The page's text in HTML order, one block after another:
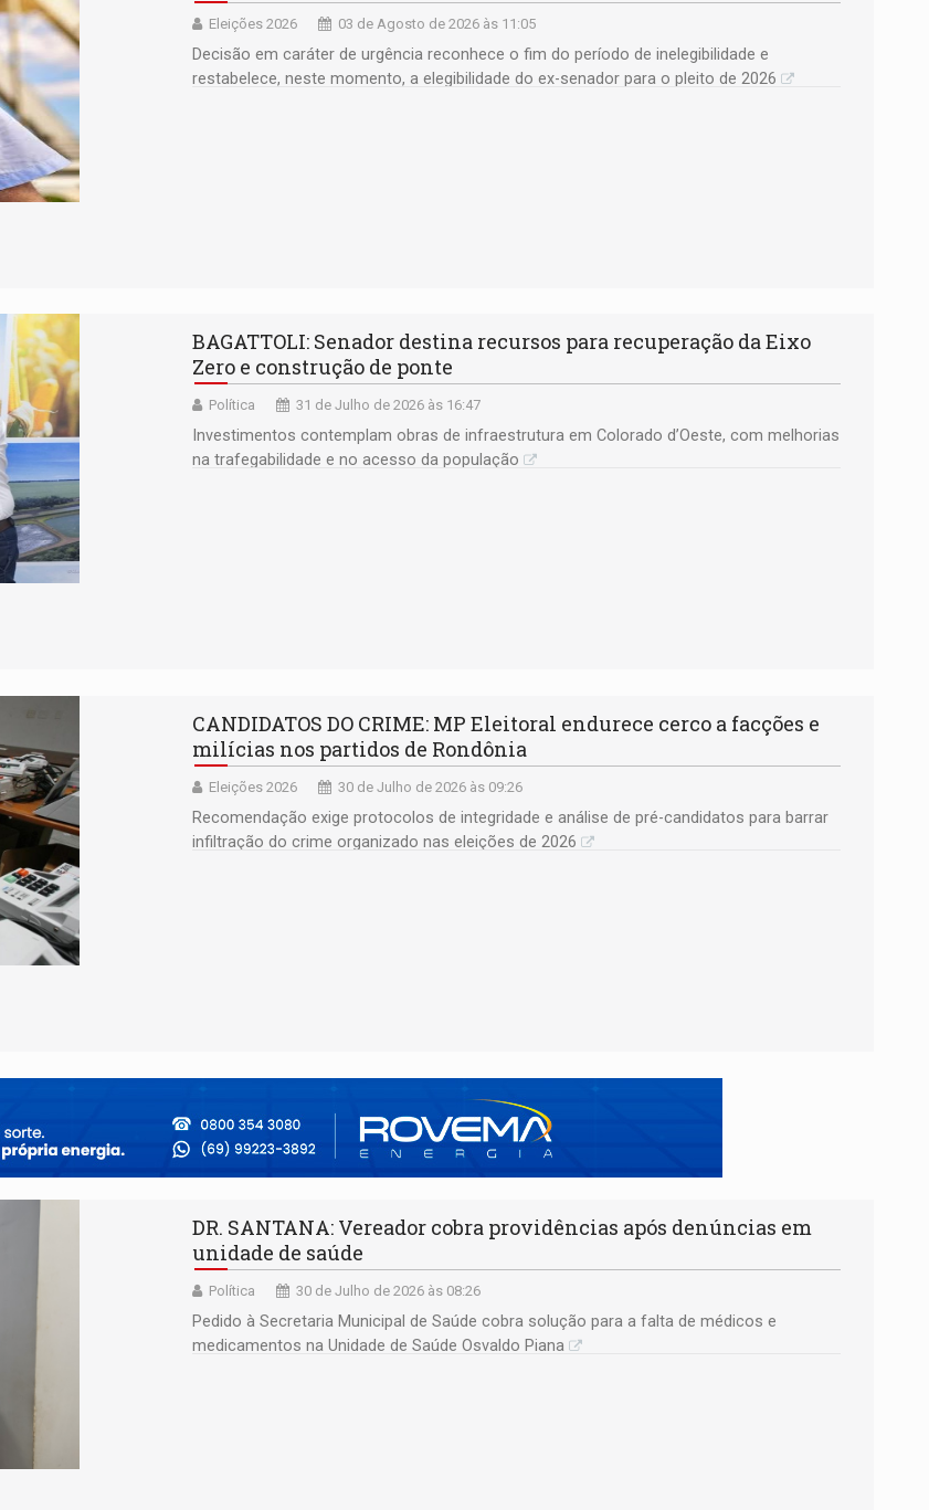
Eleições 2026 03 de Agosto de 2026 às 11:05
Decisão em caráter de urgência reconhece o fim do período de inelegibilidade e
restabelece, neste momento, a elegibilidade do ex-senador para o pleito de 2026
BAGATTOLI: Senador destina recursos para recuperação da Eixo
Zero e construção de ponte
Política 31 de Julho de 2026 às 16:47
Investimentos contemplam obras de infraestrutura em Colorado d’Oeste, com melhorias
na trafegabilidade e no acesso da população
CANDIDATOS DO CRIME: MP Eleitoral endurece cerco a facções e
milícias nos partidos de Rondônia
Eleições 2026 30 de Julho de 2026 às 09:26
Recomendação exige protocolos de integridade e análise de pré-candidatos para barrar
infiltração do crime organizado nas eleições de 2026
DR. SANTANA: Vereador cobra providências após denúncias em
unidade de saúde
Política 30 de Julho de 2026 às 08:26
Pedido à Secretaria Municipal de Saúde cobra solução para a falta de médicos e
medicamentos na Unidade de Saúde Osvaldo Piana